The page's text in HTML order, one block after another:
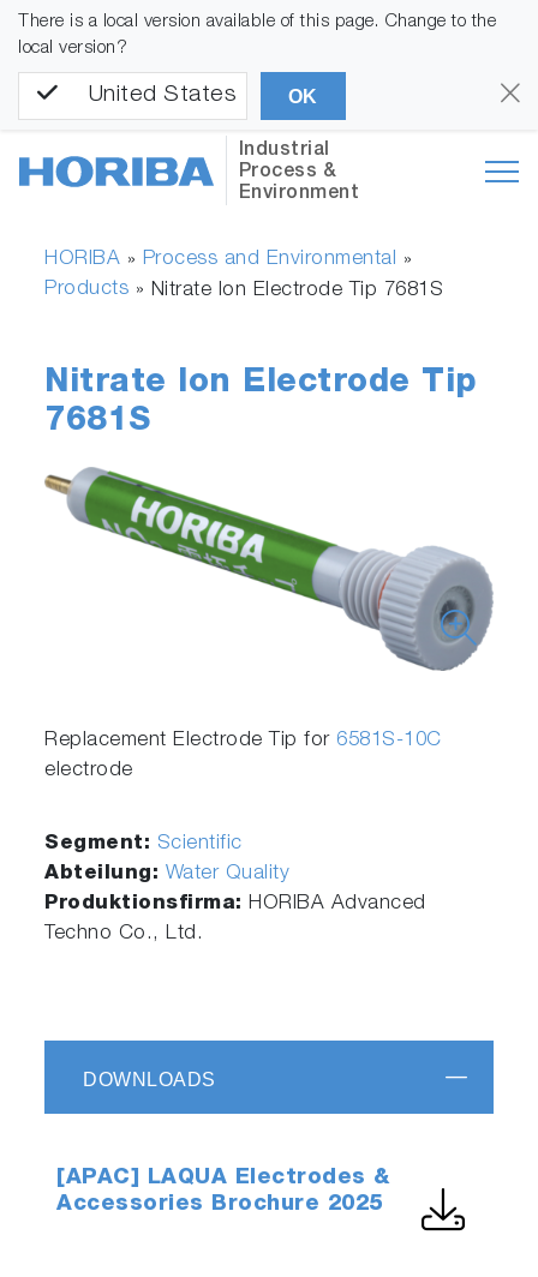
There is a local version available of this page. Change to the
local version?
United States OK
Industrial
Process &
Environment
HORIBA » Process and Environmental »
Products » Nitrate Ion Electrode Tip 7681S
Nitrate Ion Electrode Tip
7681S
Replacement Electrode Tip for 6581S-10C
electrode
Segment: Scientific
Abteilung: Water Quality
Produktionsfirma:HORIBA Advanced
Techno Co., Ltd.
DOWNLOADS
[APAC] LAQUA Electrodes &
Accessories Brochure 2025